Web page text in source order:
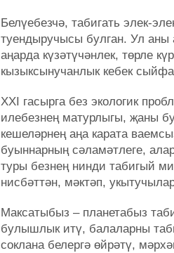
Белүебезчә, табигать элек-
туендыручысы булган. Ул аны
аңарда күзәтүчәнлек, төрле
кызыксынучанлык кебек
XXI гасырга без экологик
илебезнең матурлыгы, җаны
кешеләрнең аңа карата
буыннарның сәламәтлеге,
туры безнең нинди табигый
нисбәттән, мәктәп,
Максатыбыз – планетабыз
булышлык итү, балаларны
соклана белергә өйрәтү,